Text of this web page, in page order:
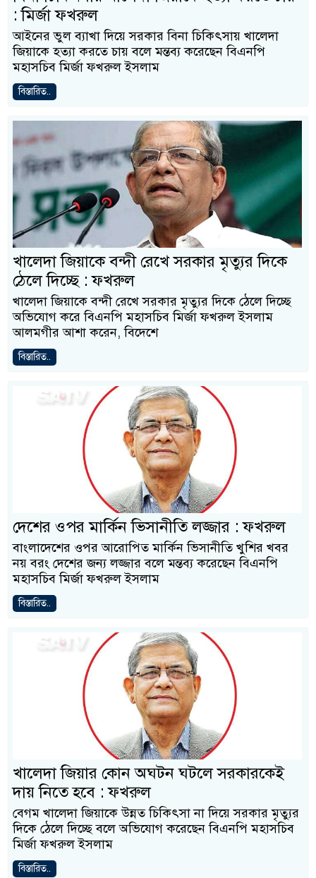
: মির্জা ফখরুল
আইনের ভুল ব্যাখা দিয়ে সরকার বিনা চিকিৎসায় খালেদা
জিয়াকে হত্যা করতে চায় বলে মন্তব্য করেছেন বিএনপি
মহাসচিব মির্জা ফখরুল ইসলাম
বিস্তারিত..
খালেদা জিয়াকে বন্দী রেখে সরকার মৃত্যুর দিকে
ঠেলে দিচ্ছে : ফখরুল
খালেদা জিয়াকে বন্দী রেখে সরকার মৃত্যুর দিকে ঠেলে দিচ্ছে
অভিযোগ করে বিএনপি মহাসচিব মির্জা ফখরুল ইসলাম
আলমগীর আশা করেন, বিদেশে
বিস্তারিত..
দেশের ওপর মার্কিন ভিসানীতি লজ্জার : ফখরুল
বাংলাদেশের ওপর আরোপিত মার্কিন ভিসানীতি খুশির খবর
নয় বরং দেশের জন্য লজ্জার বলে মন্তব্য করেছেন বিএনপি
মহাসচিব মির্জা ফখরুল ইসলাম
বিস্তারিত..
খালেদা জিয়ার কোন অঘটন ঘটলে সরকারকেই
দায় নিতে হবে : ফখরুল
বেগম খালেদা জিয়াকে উন্নত চিকিৎসা না দিয়ে সরকার মৃত্যুর
দিকে ঠেলে দিচ্ছে বলে অভিযোগ করেছেন বিএনপি মহাসচিব
মির্জা ফখরুল ইসলাম
বিস্তারিত..